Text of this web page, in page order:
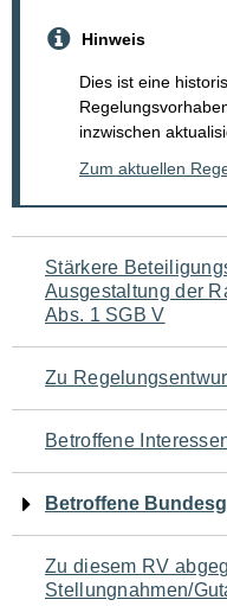
Hinweis
Dies ist eine
inzwischen
Zum aktuellen
Navigation
für
den
Seiteninhalt
Stärkere
Ausgestaltung der
Abs. 1 SGB V
Zu
Betroffene
Betroffene
Zu diesem RV
Stellungnahmen/